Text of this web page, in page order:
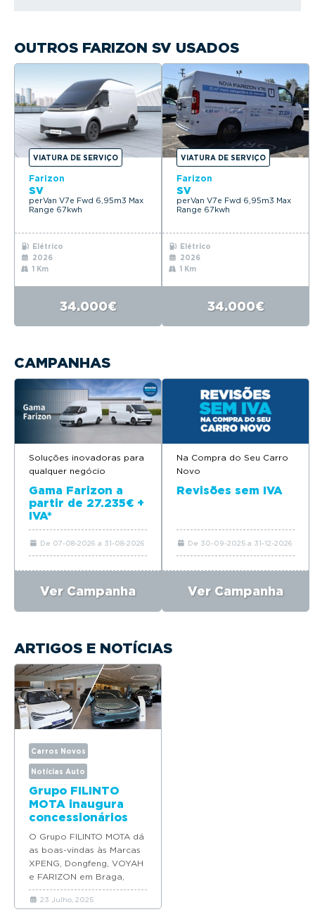
OUTROS FARIZON SV USADOS
VIATURA DE SERVIÇO
Farizon
SV
perVan V7e Fwd 6,95m3 Max
Range 67kwh
Elétrico
2026
1 Km
34.000€
VIATURA DE SERVIÇO
Farizon
SV
perVan V7e Fwd 6,95m3 Max
Range 67kwh
Elétrico
2026
1 Km
34.000€
CAMPANHAS
Soluções inovadoras para
qualquer negócio
Gama Farizon a
partir de 27.235€ +
IVA*
De 07-08-2026 a 31-08-2026
Ver Campanha
Na Compra do Seu Carro
Novo
Revisões sem IVA
De 30-09-2025 a 31-12-2026
Ver Campanha
ARTIGOS E NOTÍCIAS
Carros Novos
Notícias Auto
Grupo FILINTO
MOTA inaugura
concessionários
oficiais XPENG,
Dongfeng, VOYAH
e Farizon
O Grupo FILINTO MOTA dá
as boas-vindas às Marcas
XPENG, Dongfeng, VOYAH
e FARIZON em Braga,
assinalando um momento
estratégico para a
23 Julho, 2025